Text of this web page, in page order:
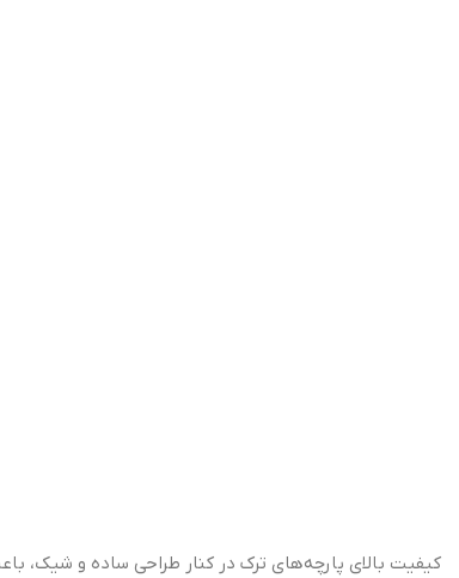
کیفیت بالای پارچه‌های ترک در کنار طراحی ساده و شیک،